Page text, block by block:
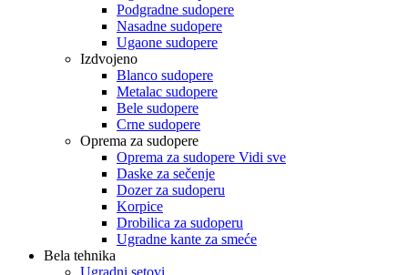
Podgradne sudopere
Nasadne sudopere
Ugaone sudopere
Izdvojeno
Blanco sudopere
Metalac sudopere
Bele sudopere
Crne sudopere
Oprema za sudopere
Oprema za sudopere Vidi sve
Daske za sečenje
Dozer za sudoperu
Korpice
Drobilica za sudoperu
Ugradne kante za smeće
Bela tehnika
Ugradni setovi